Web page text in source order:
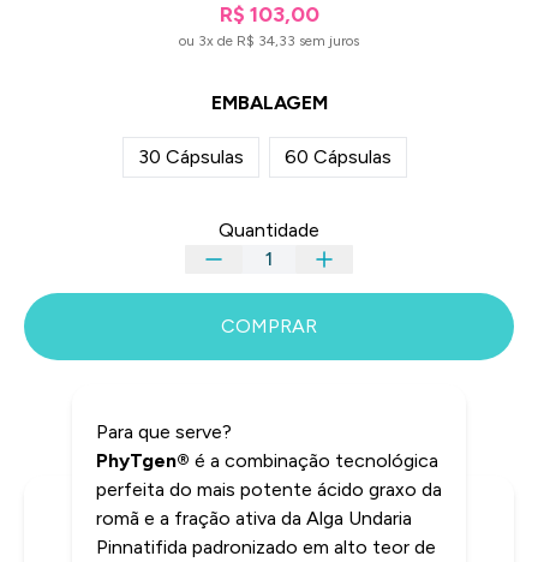
R$ 103,00
ou 3x de R$ 34,33 sem juros
EMBALAGEM
30 Cápsulas 60 Cápsulas
Quantidade
COMPRAR
INFORMAÇÕES
Para que serve?
PhyTgen® é a combinação tecnológica
perfeita do mais potente ácido graxo da
romã e a fração ativa da Alga Undaria
Pinnatifida padronizado em alto teor de